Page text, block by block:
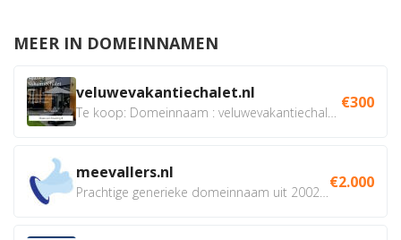
MEER IN DOMEINNAMEN
veluwevakantiechalet.nl €300
meevallers.nl €2.000